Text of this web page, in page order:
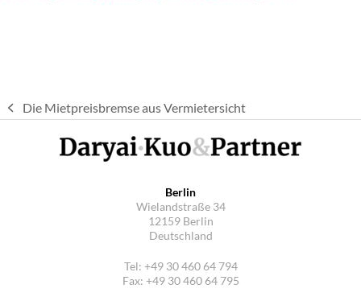
vorheriger
Die Mietpreisbremse aus Vermietersicht
Berlin
Wielandstraße 34
12159 Berlin
Deutschland
Tel: +49 30 460 64 794
Fax: +49 30 460 64 795